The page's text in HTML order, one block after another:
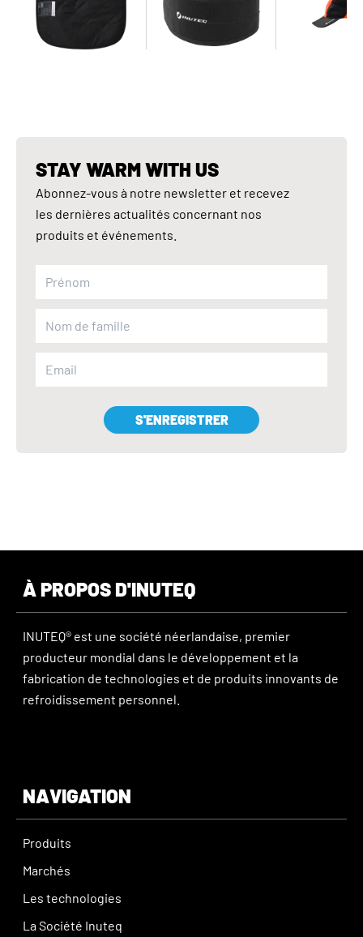
STAY WARM WITH US
Abonnez-vous à notre newsletter et recevez
les dernières actualités concernant nos
produits et événements.
S'ENREGISTRER
À PROPOS D'INUTEQ
INUTEQ® est une société néerlandaise, premier
producteur mondial dans le développement et la
fabrication de technologies et de produits innovants de
refroidissement personnel.
NAVIGATION
Produits
Marchés
Les technologies
La Société Inuteq